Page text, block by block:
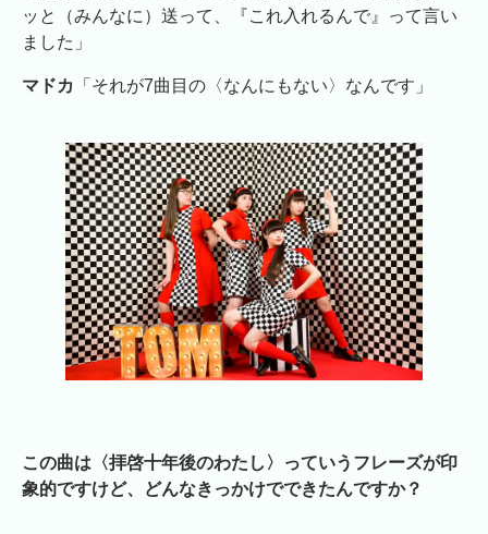
ッと（みんなに）送って、『これ入れるんで』って言い
ました」
マドカ 「それが7曲目の〈なんにもない〉なんです」
この曲は〈拝啓十年後のわたし〉っていうフレーズが印
象的ですけど、どんなきっかけでできたんですか？